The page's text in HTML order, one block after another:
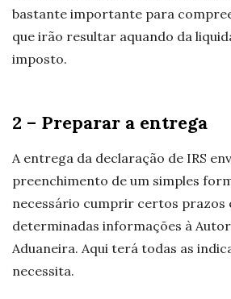
bastante importante para
que irão resultar aquando da
imposto.
2 – Preparar a entrega
A entrega da declaração de IRS
preenchimento de um simples
necessário cumprir certos prazos
determinadas informações à
Aduaneira. Aqui terá todas as
necessita.